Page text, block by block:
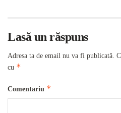
Lasă un răspuns
Adresa ta de email nu va fi publicată.
cu *
Comentariu *